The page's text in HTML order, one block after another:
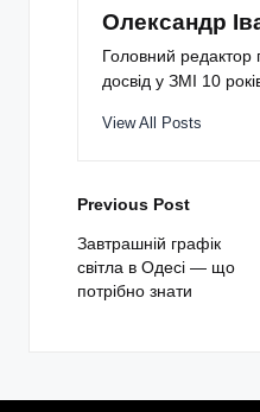
Олександр
Головний редактор
досвід у ЗМІ 10
View All Posts
Post
navigation
Previous Post
Завтрашній графік
світла в Одесі — що
потрібно знати